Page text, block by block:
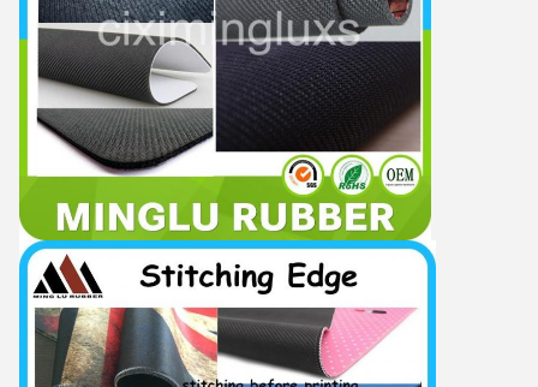
υποβολή